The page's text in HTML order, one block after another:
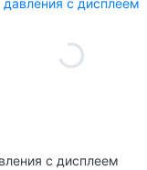
с дисплеем